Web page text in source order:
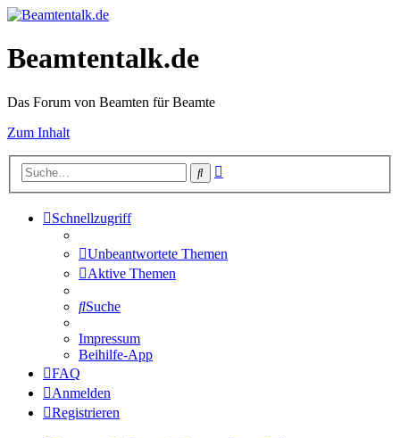
Beamtentalk.de
Das Forum von Beamten für Beamte
Zum Inhalt
Suche
Schnellzugriff
Unbeantwortete Themen
Aktive Themen
Suche
Impressum
Beihilfe-App
FAQ
Anmelden
Registrieren